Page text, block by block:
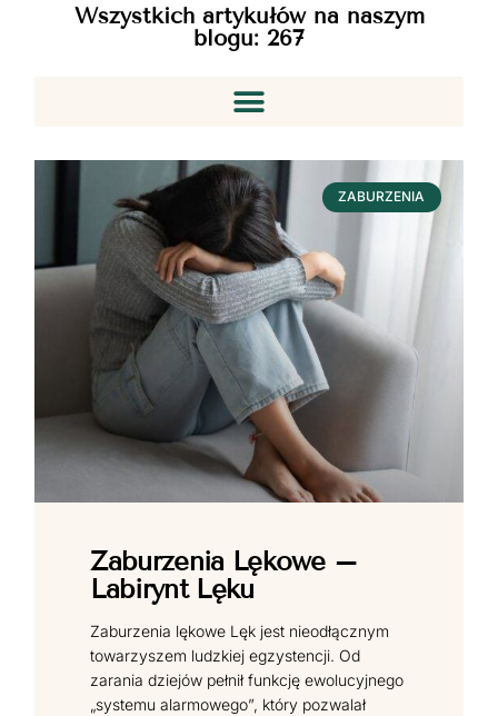
Wszystkich artykułów na naszym
blogu: 267
ZABURZENIA
Zaburzenia Lękowe –
Labirynt Lęku
Zaburzenia lękowe Lęk jest nieodłącznym
towarzyszem ludzkiej egzystencji. Od
zarania dziejów pełnił funkcję ewolucyjnego
„systemu alarmowego”, który pozwalał